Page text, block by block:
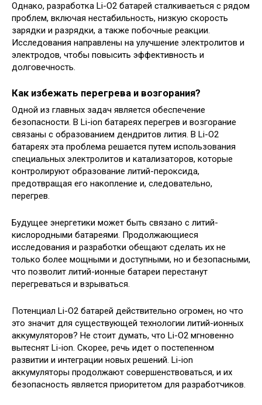
Однако, разработка Li-O2 батарей сталкиваеться с рядом
проблем, включая нестабильность, низкую скорость
зарядки и разрядки, а также побочные реакции.
Исследования направлены на улучшение электролитов и
электродов, чтобы повысить эффективность и
долговечность.
Как избежать перегрева и возгорания?
Одной из главных задач является обеспечение
безопасности. В Li-ion батареях перегрев и возгорание
связаны с образованием дендритов лития. В Li-O2
батареях эта проблема решается путем использования
специальных электролитов и катализаторов, которые
контролируют образование литий-пероксида,
предотвращая его накопление и, следовательно,
перегрев.
Будущее энергетики может быть связано с литий-
кислородными батареями. Продолжающиеся
исследования и разработки обещают сделать их не
только более мощными и доступными, но и безопасными,
что позволит литий-ионные батареи перестанут
перегреваться и взрываться.
Потенциал Li-O2 батарей действительно огромен, но что
это значит для существующей технологии литий-ионных
аккумуляторов? Не стоит думать, что Li-O2 мгновенно
вытеснят Li-ion. Скорее, речь идет о постепенном
развитии и интеграции новых решений. Li-ion
аккумуляторы продолжают совершенствоваться, и их
безопасность является приоритетом для разработчиков.